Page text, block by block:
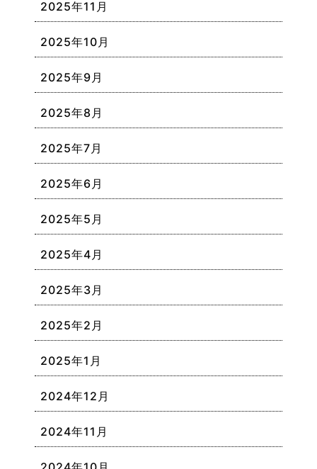
2025年11月
2025年10月
2025年9月
2025年8月
2025年7月
2025年6月
2025年5月
2025年4月
2025年3月
2025年2月
2025年1月
2024年12月
2024年11月